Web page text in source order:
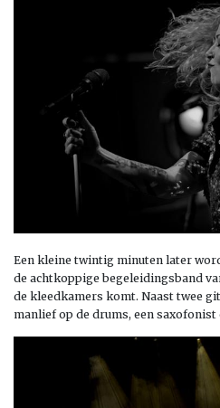
Een kleine twintig minuten later
de achtkoppige begeleidingsband
de kleedkamers komt. Naast twee
manlief op de drums, een